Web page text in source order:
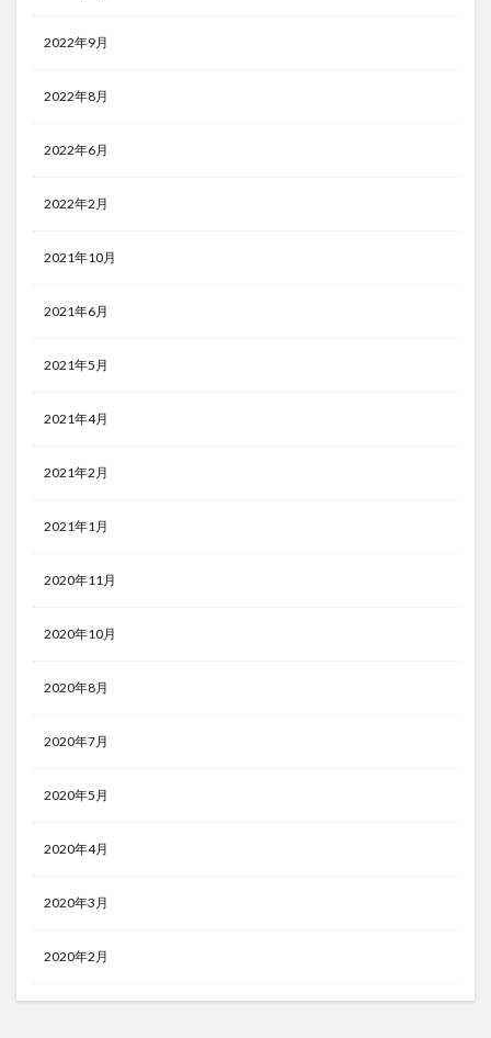
2022年9月
2022年8月
2022年6月
2022年2月
2021年10月
2021年6月
2021年5月
2021年4月
2021年2月
2021年1月
2020年11月
2020年10月
2020年8月
2020年7月
2020年5月
2020年4月
2020年3月
2020年2月